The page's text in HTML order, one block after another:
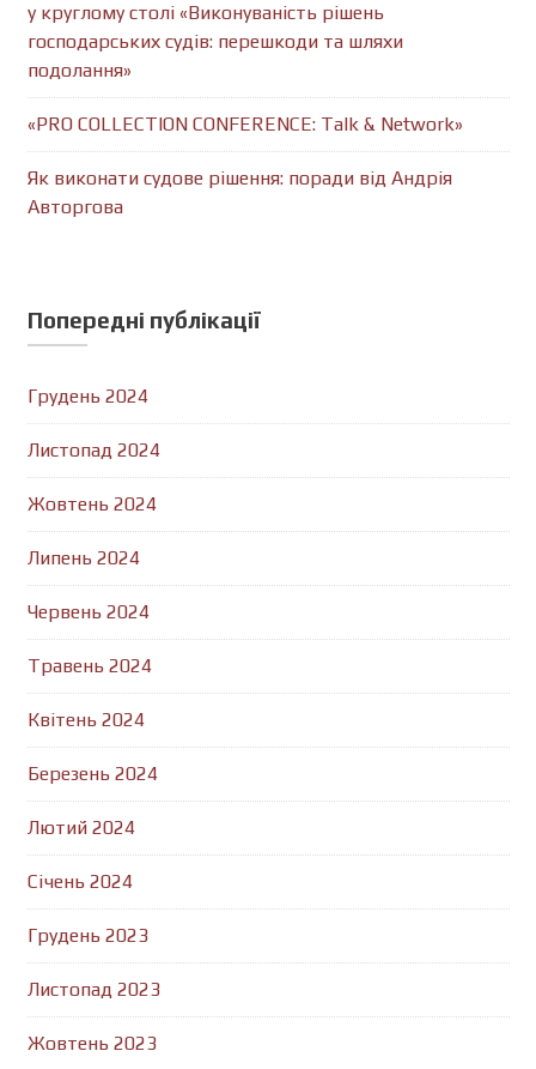
у круглому столі «Виконуваність рішень
господарських судів: перешкоди та шляхи
подолання»
«PRO COLLECTION CONFERENCE: Talk & Network»
Як виконати судове рішення: поради від Андрія
Авторгова
Попередні публікації
Грудень 2024
Листопад 2024
Жовтень 2024
Липень 2024
Червень 2024
Травень 2024
Квітень 2024
Березень 2024
Лютий 2024
Січень 2024
Грудень 2023
Листопад 2023
Жовтень 2023